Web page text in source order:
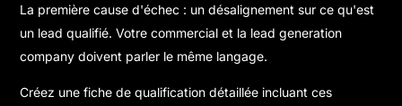
La première cause d'échec : un désalignement sur ce qu'est
un lead qualifié. Votre commercial et la lead generation
company doivent parler le même langage.
Créez une fiche de qualification détaillée incluant ces